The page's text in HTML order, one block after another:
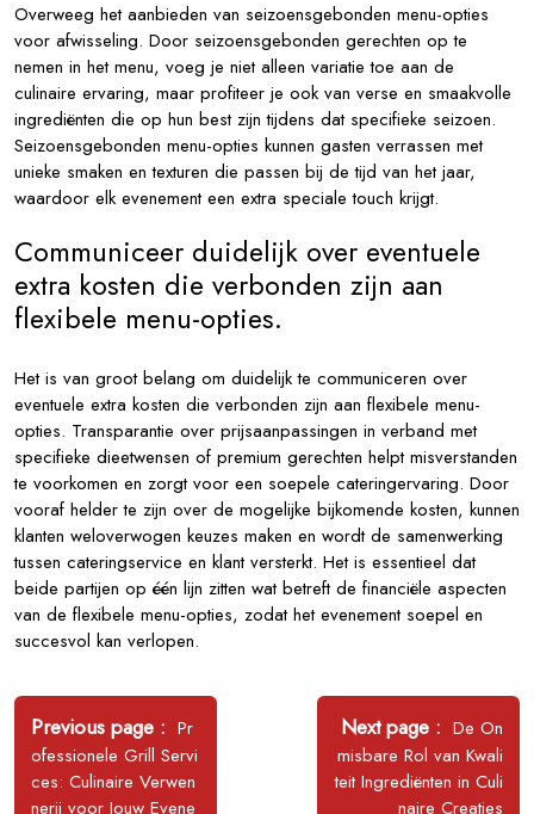
Overweeg het aanbieden van seizoensgebonden menu-opties
voor afwisseling. Door seizoensgebonden gerechten op te
nemen in het menu, voeg je niet alleen variatie toe aan de
culinaire ervaring, maar profiteer je ook van verse en smaakvolle
ingrediënten die op hun best zijn tijdens dat specifieke seizoen.
Seizoensgebonden menu-opties kunnen gasten verrassen met
unieke smaken en texturen die passen bij de tijd van het jaar,
waardoor elk evenement een extra speciale touch krijgt.
Communiceer duidelijk over eventuele
extra kosten die verbonden zijn aan
flexibele menu-opties.
Het is van groot belang om duidelijk te communiceren over
eventuele extra kosten die verbonden zijn aan flexibele menu-
opties. Transparantie over prijsaanpassingen in verband met
specifieke dieetwensen of premium gerechten helpt misverstanden
te voorkomen en zorgt voor een soepele cateringervaring. Door
vooraf helder te zijn over de mogelijke bijkomende kosten, kunnen
klanten weloverwogen keuzes maken en wordt de samenwerking
tussen cateringservice en klant versterkt. Het is essentieel dat
beide partijen op één lijn zitten wat betreft de financiële aspecten
van de flexibele menu-opties, zodat het evenement soepel en
succesvol kan verlopen.
Bericht
navigatie
Previous page
Older
Posts
Pr
ofessionele Grill Servi
ces: Culinaire Verwen
nerij voor Jouw Evene
Next page
Newer
Posts
De On
misbare Rol van Kwali
teit Ingrediënten in Culi
naire Creaties